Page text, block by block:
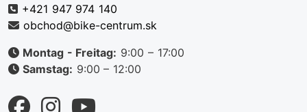
+421 947 974 140
obchod@bike-centrum.sk
Montag - Freitag: 9:00 – 17:00
Samstag: 9:00 – 12:00